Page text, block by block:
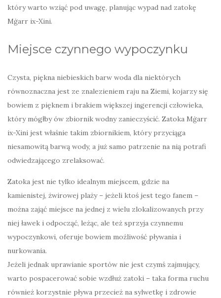
który warto wziąć pod uwagę, planując wypad nad zatokę
Mġarr ix-Xini.
Miejsce czynnego wypoczynku
Czysta, piękna niebieskich barw woda dla niektórych
równoznaczna jest ze znalezieniem raju na Ziemi, kojarzy się
bowiem z pięknem i brakiem większej ingerencji człowieka,
który mógłby ów zbiornik wodny zanieczyścić. Zatoka Mġarr
ix-Xini jest właśnie takim zbiornikiem, który przyciąga
niesamowitą barwą wody, a już samo patrzenie na nią potrafi
odwiedzającego zrelaksować.
Zatoka jest nie tylko idealnym miejscem, gdzie na
kamienistej, żwirowej plaży – jeżeli ktoś jest tego fanem –
można zająć miejsce na jednej z wielu zlokalizowanych przy
niej ławek i odpocząć, leżąc, ale też sprzyja czynnemu
wypoczynkowi, oferuje bowiem możliwość pływania i
nurkowania.
Jeżeli jednak uprawianie sportów nie jest czymś zajmujący,
warto pospacerować sobie wzdłuż zatoki – taka forma ruchu
również korzystnie pływa przecież na sylwetkę i zdrowie